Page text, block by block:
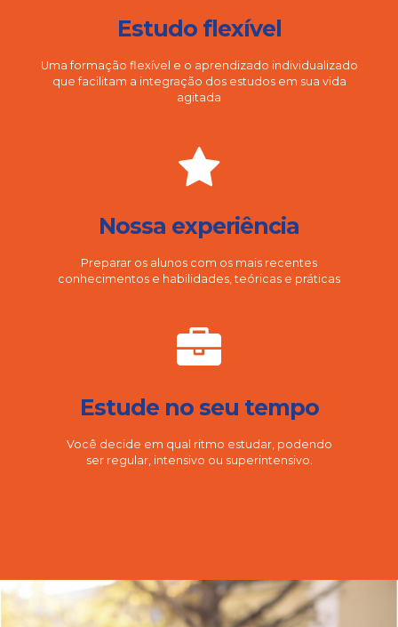
Estudo flexível
Uma formação flexível e o aprendizado individualizado
que facilitam a integração dos estudos em sua vida
agitada
Nossa experiência
Preparar os alunos com os mais recentes
conhecimentos e habilidades, teóricas e práticas
Estude no seu tempo
Você decide em qual ritmo estudar, podendo
ser regular, intensivo ou superintensivo.